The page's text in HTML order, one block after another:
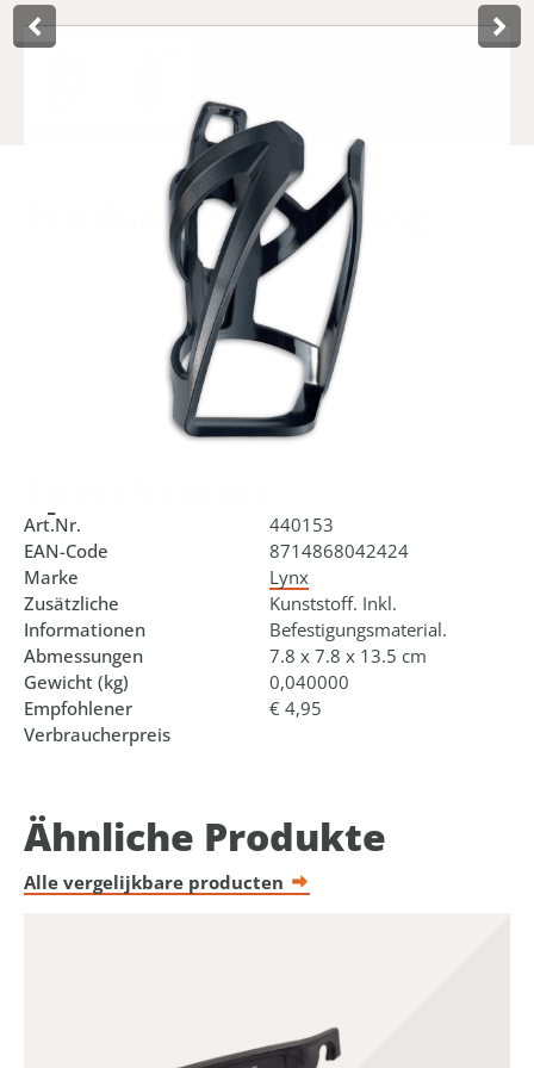
Product­omschrijving
Der Lynx Flex Kunststoff-Flaschenhalter in Schwarz ist für
vielseitigen Einsatz konzipiert. Das flexible Design bietet
optimalen Halt für verschiedene Flaschengrößen, ohne an
Stabilität einzubüßen. Das robuste Kunststoffmaterial sorgt
für eine langlebige und zuverlässige Befestigung bei jeder
Fahrt. Inklusive Montagematerial für eine einfache und
sichere Installation.
Art.Nr.
440153
EAN-Code
8714868042424
Marke
Lynx
Zusätzliche
Informationen
Kunststoff. Inkl.
Befestigungsmaterial.
Abmessungen
7.8 x 7.8 x 13.5 cm
Gewicht (kg)
0,040000
Empfohlener
Verbraucherpreis
€ 4,95
Ähnliche Produkte
Alle vergelijkbare producten